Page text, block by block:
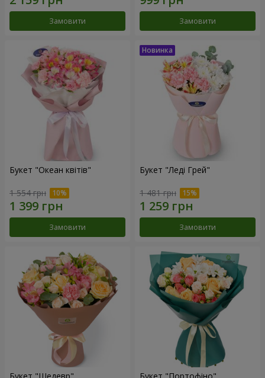
Замовити Замовити
Букет "Океан квітів"
1 554 грн
Замовити
Букет "Леді Грей"
1 481 грн
Замовити